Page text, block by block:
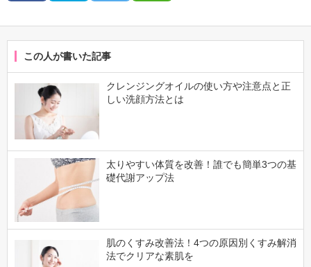
この人が書いた記事
クレンジングオイルの使い方や注意点と正
しい洗顔方法とは
太りやすい体質を改善！誰でも簡単3つの基
礎代謝アップ法
肌のくすみ改善法！4つの原因別くすみ解消
法でクリアな素肌を